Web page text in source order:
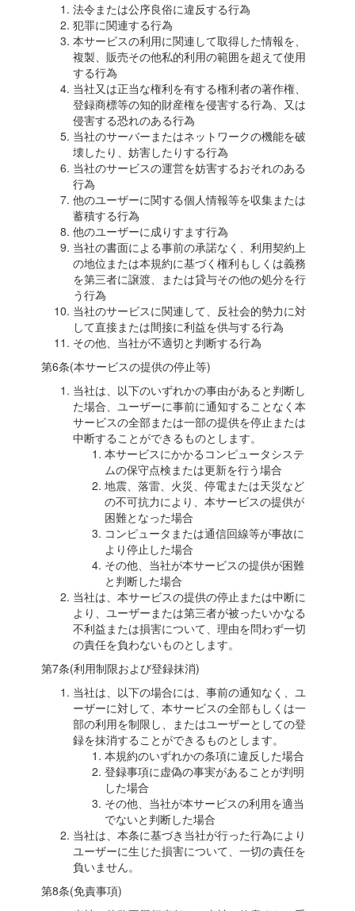
法令または公序良俗に違反する行為
犯罪に関連する行為
本サービスの利用に関連して取得した情報を、
複製、販売その他私的利用の範囲を超えて使用
する行為
当社又は正当な権利を有する権利者の著作権、
登録商標等の知的財産権を侵害する行為、又は
侵害する恐れのある行為
当社のサーバーまたはネットワークの機能を破
壊したり、妨害したりする行為
当社のサービスの運営を妨害するおそれのある
行為
他のユーザーに関する個人情報等を収集または
蓄積する行為
他のユーザーに成りすます行為
当社の書面による事前の承諾なく、利用契約上
の地位または本規約に基づく権利もしくは義務
を第三者に譲渡、または貸与その他の処分を行
う行為
当社のサービスに関連して、反社会的勢力に対
して直接または間接に利益を供与する行為
その他、当社が不適切と判断する行為
第6条(本サービスの提供の停止等)
当社は、以下のいずれかの事由があると判断し
た場合、ユーザーに事前に通知することなく本
サービスの全部または一部の提供を停止または
中断することができるものとします。
本サービスにかかるコンピュータシステ
ムの保守点検または更新を行う場合
地震、落雷、火災、停電または天災など
の不可抗力により、本サービスの提供が
困難となった場合
コンピュータまたは通信回線等が事故に
より停止した場合
その他、当社が本サービスの提供が困難
と判断した場合
当社は、本サービスの提供の停止または中断に
より、ユーザーまたは第三者が被ったいかなる
不利益または損害について、理由を問わず一切
の責任を負わないものとします。
第7条(利用制限および登録抹消)
当社は、以下の場合には、事前の通知なく、ユ
ーザーに対して、本サービスの全部もしくは一
部の利用を制限し、またはユーザーとしての登
録を抹消することができるものとします。
本規約のいずれかの条項に違反した場合
登録事項に虚偽の事実があることが判明
した場合
その他、当社が本サービスの利用を適当
でないと判断した場合
当社は、本条に基づき当社が行った行為により
ユーザーに生じた損害について、一切の責任を
負いません。
第8条(免責事項)